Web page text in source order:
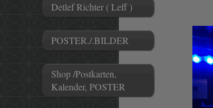
Detlef Richter ( Leff )
POSTER./.BILDER
Shop /Postkarten,
Kalender, POSTER